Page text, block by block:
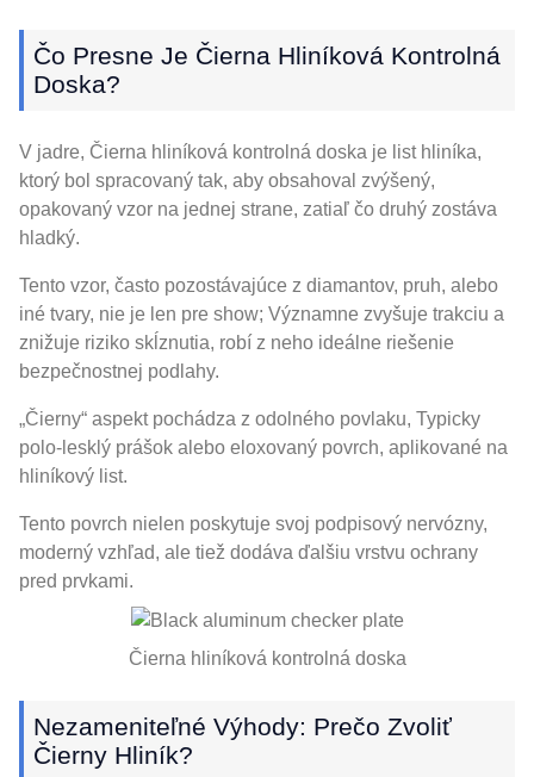
Čo Presne Je Čierna Hliníková Kontrolná
Doska?
V jadre, Čierna hliníková kontrolná doska je list hliníka,
ktorý bol spracovaný tak, aby obsahoval zvýšený,
opakovaný vzor na jednej strane, zatiaľ čo druhý zostáva
hladký.
Tento vzor, často pozostávajúce z diamantov, pruh, alebo
iné tvary, nie je len pre show; Významne zvyšuje trakciu a
znižuje riziko skĺznutia, robí z neho ideálne riešenie
bezpečnostnej podlahy.
„Čierny“ aspekt pochádza z odolného povlaku, Typicky
polo-lesklý prášok alebo eloxovaný povrch, aplikované na
hliníkový list.
Tento povrch nielen poskytuje svoj podpisový nervózny,
moderný vzhľad, ale tiež dodáva ďalšiu vrstvu ochrany
pred prvkami.
Čierna hliníková kontrolná doska
Nezameniteľné Výhody: Prečo Zvoliť
Čierny Hliník?